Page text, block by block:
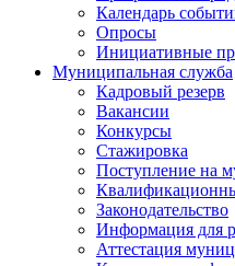
Календарь
Опросы
Инициативные
Муниципальная служба
Кадровый резерв
Вакансии
Конкурсы
Стажировка
Поступление на
Законодательство
Информация для
Аттестация